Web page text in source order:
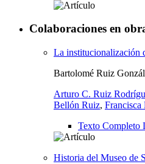
Colaboraciones en
La institucionalización
Bartolomé Ruiz
Arturo C. Ruiz
Bellón Ruiz, Francisca
Texto Completo
Historia del Museo de